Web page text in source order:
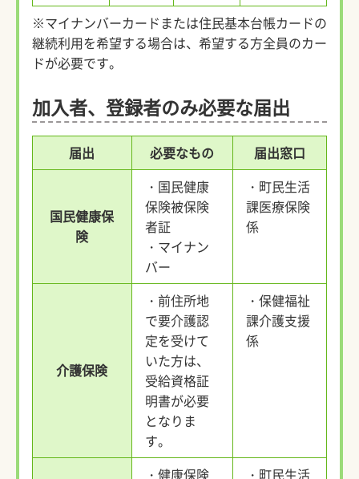
※マイナンバーカードまたは住民基本台帳カードの
継続利用を希望する場合は、希望する方全員のカー
ドが必要です。
加入者、登録者のみ必要な届出
届出 必要なもの 届出窓口
国民健康保
険​
・国民健康
保険被保険
者証
・マイナン
バー
・町民生活
課医療保険
係
介護保険
・前住所地
で要介護認
定を受けて
いた方は、
受給資格証
明書が必要
となりま
す。
・保健福祉
課介護支援
係
・健康保険 ・町民生活